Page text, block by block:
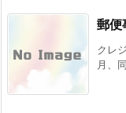
郵便
クレ
月、